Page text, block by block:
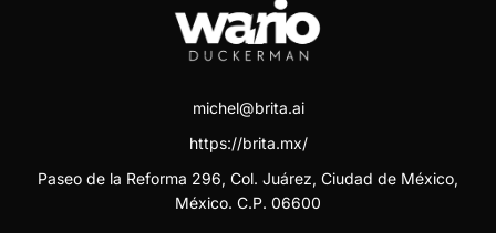
michel@brita.ai
https://brita.mx/
Paseo de la Reforma 296, Col. Juárez, Ciudad de México,
México. C.P. 06600